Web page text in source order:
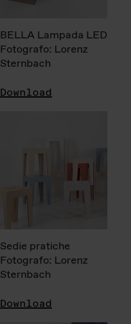
BELLA Lampada LED
Fotografo: Lorenz
Sternbach
Download
Sedie pratiche
Fotografo: Lorenz
Sternbach
Download